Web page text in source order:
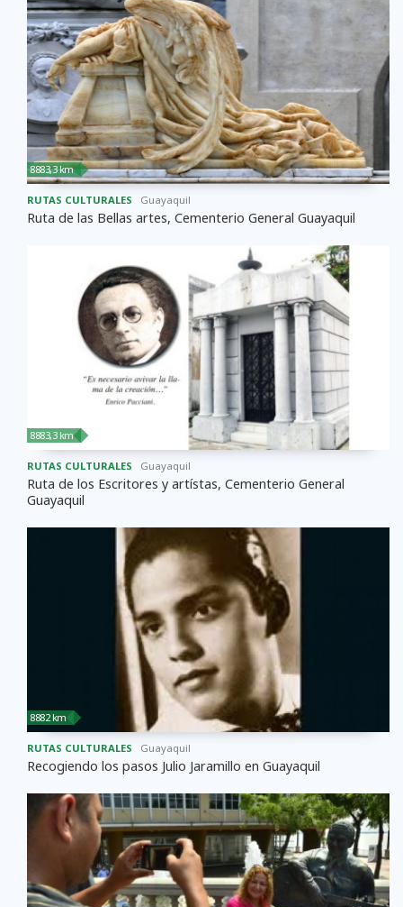
8883,3 km
RUTAS CULTURALES Guayaquil
Ruta de las Bellas artes, Cementerio General Guayaquil
8883,3 km
RUTAS CULTURALES Guayaquil
Ruta de los Escritores y artístas, Cementerio General
Guayaquil
8882 km
RUTAS CULTURALES Guayaquil
Recogiendo los pasos Julio Jaramillo en Guayaquil